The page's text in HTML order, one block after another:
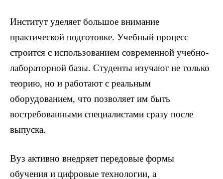
Институт уделяет большое внимание
практической подготовке. Учебный процесс
строится с использованием современной учебно-
лабораторной базы. Студенты изучают не только
теорию, но и работают с реальным
оборудованием, что позволяет им быть
востребованными специалистами сразу после
выпуска.
Вуз активно внедряет передовые формы
обучения и цифровые технологии, а